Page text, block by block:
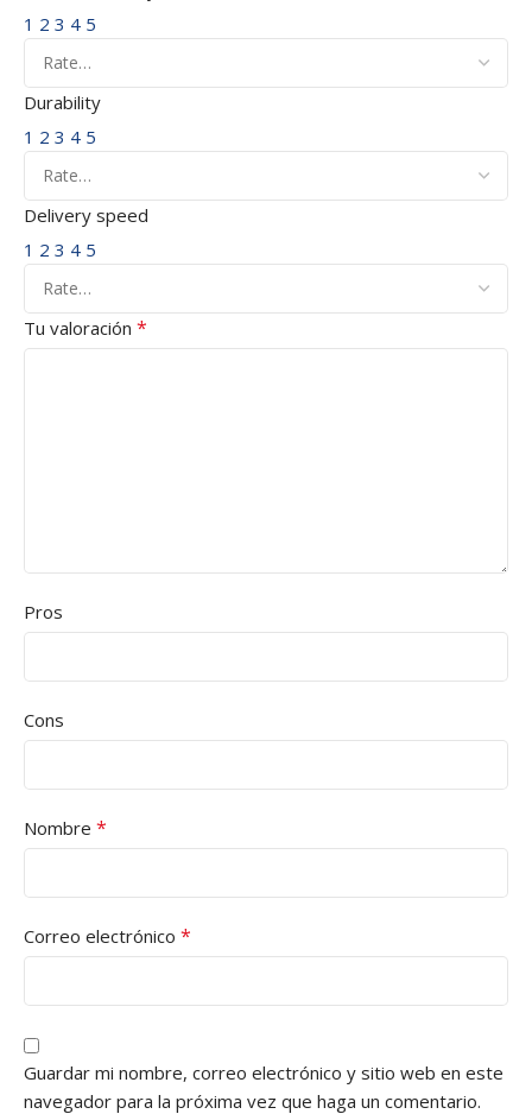
1 2 3 4 5
Durability
1 2 3 4 5
Delivery speed
1 2 3 4 5
Tu valoración *
Pros
Cons
Nombre *
Correo electrónico *
Guardar mi nombre, correo electrónico y sitio web en este
navegador para la próxima vez que haga un comentario.